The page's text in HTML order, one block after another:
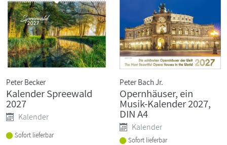
Peter Becker
Kalender Spreewald
2027
Kalender
Sofort lieferbar
Peter Bach Jr.
Opernhäuser, ein
Musik-Kalender 2027,
DIN A4
Kalender
Sofort lieferbar